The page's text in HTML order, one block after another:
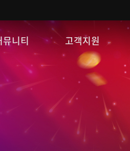
뮤니티
자유게시판
미지게시판
략 게시판
고객지원
FAQ
쿠폰등록